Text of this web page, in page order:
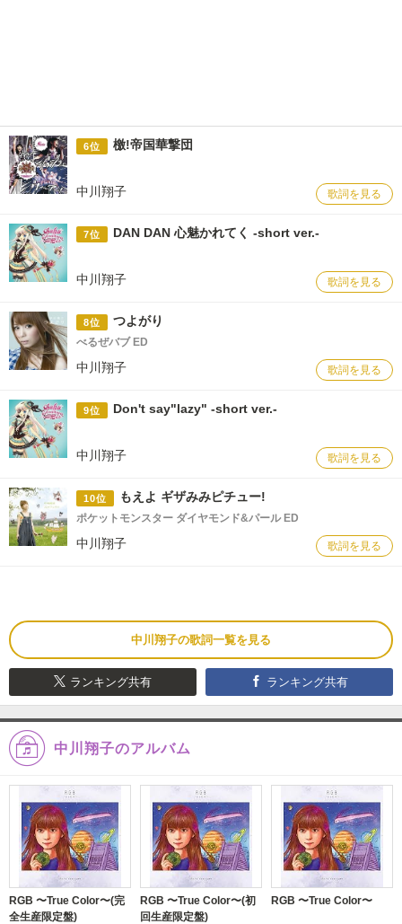
6位 檄!帝国華撃団
中川翔子 歌詞を見る
7位 DAN DAN 心魅かれてく -short ver.-
中川翔子 歌詞を見る
8位 つよがり
べるぜバブ ED
中川翔子 歌詞を見る
9位 Don't say"lazy" -short ver.-
中川翔子 歌詞を見る
10位 もえよ ギザみみピチュー!
ポケットモンスター ダイヤモンド&パール ED
中川翔子 歌詞を見る
中川翔子の歌詞一覧を見る
ランキング共有 ランキング共有
中川翔子のアルバム
RGB 〜True Color〜(完
全生産限定盤)
RGB 〜True Color〜(初
回生産限定盤)
RGB 〜True Color〜